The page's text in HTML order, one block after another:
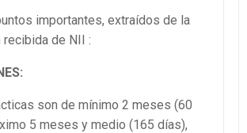
importantes, extraídos de la
de NII :
son de mínimo 2 meses (60
5 meses y medio (165 días),